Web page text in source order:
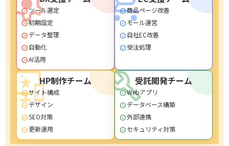
check_circleツール選定
check_circle初期設定
check_circleデータ整理
check_circle自動化
check_circleAI活用
check_circle商品ページ改善
check_circleモール運営
check_circle自社EC改善
check_circle受注処理
HP制作チーム
important_devices
check_circleサイト構成
check_circleデザイン
check_circleSEO対策
check_circle更新運用
受託開発チーム
build
check_circleWebアプリ
check_circleデータベース構築
check_circle外部連携
check_circleセキュリティ対策